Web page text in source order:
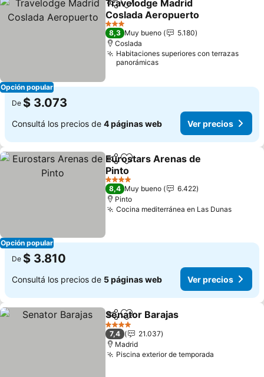
Opción popular
Compartir
Añadir a favoritos
Travelodge Madrid
Coslada Aeropuerto
Ver precios
3 Estrellas
8,3 Muy bueno
5.180
Coslada
Habitaciones superiores con terrazas
panorámicas
De $ 3.073
Consultá los precios de 4 páginas web Ver precios
Opción popular
CompartirAñadir a favoritos
Eurostars Arenas de
Pinto
Ver precios
4 Estrellas
8,4 Muy bueno
6.422
Pinto
Cocina mediterránea en Las DunasVer
De $ 3.810
Consultá los precios de 5 páginas web Ver precios
CompartirAñadir a favoritos
Senator Barajas
4 Estrellas
7,4
21.037
Madrid
Piscina exterior de temporada